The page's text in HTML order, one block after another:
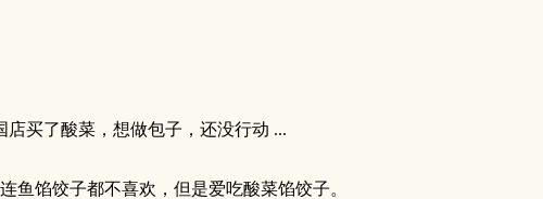
买了酸菜，想做包子，还没行动 ...
鱼馅饺子都不喜欢，但是爱吃酸菜馅饺子。